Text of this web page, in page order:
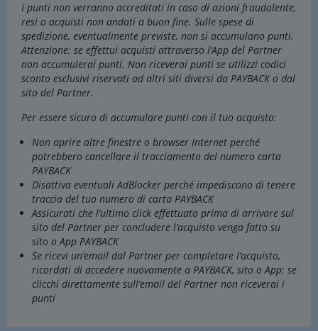
I punti non verranno accreditati in caso di azioni fraudolente,
resi o acquisti non andati a buon fine. Sulle spese di
spedizione, eventualmente previste, non si accumulano punti.
Attenzione: se effettui acquisti attraverso l’App del Partner
non accumulerai punti. Non riceverai punti se utilizzi codici
sconto esclusivi riservati ad altri siti diversi da PAYBACK o dal
sito del Partner.
Per essere sicuro di accumulare punti con il tuo acquisto:
Non aprire altre finestre o browser Internet perché
potrebbero cancellare il tracciamento del numero carta
PAYBACK
Disattiva eventuali AdBlocker perché impediscono di tenere
traccia del tuo numero di carta PAYBACK
Assicurati che l’ultimo click effettuato prima di arrivare sul
sito del Partner per concludere l’acquisto venga fatto su
sito o App PAYBACK
Se ricevi un’email dal Partner per completare l’acquisto,
ricordati di accedere nuovamente a PAYBACK, sito o App: se
clicchi direttamente sull’email del Partner non riceverai i
punti